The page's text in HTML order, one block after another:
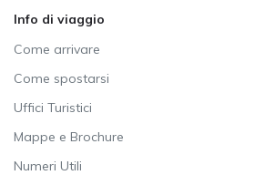
Info di viaggio
Come arrivare
Come spostarsi
Uffici Turistici
Mappe e Brochure
Numeri Utili